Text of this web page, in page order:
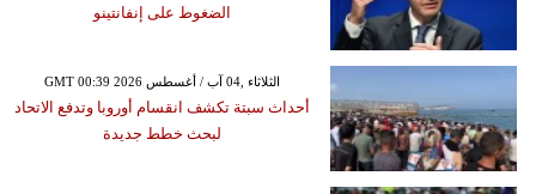
الضغوط على إنفانتينو
GMT 00:39 2026 الثلاثاء ,04 آب / أغسطس
أحداث سبتة تكشف انقسام أوروبا وتدفع الاتحاد
لبحث خطط جديدة